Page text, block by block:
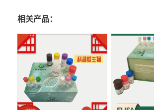
相关产品：